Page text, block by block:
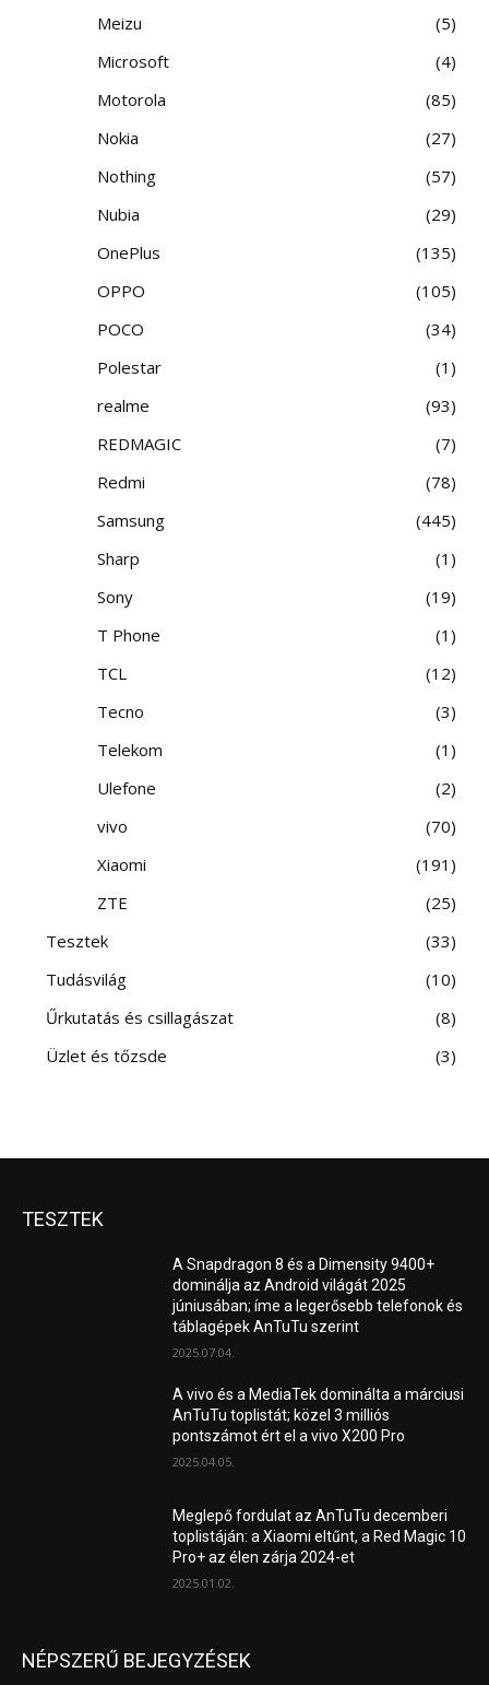
Meizu
5
Microsoft
4
Motorola
85
Nokia
27
Nothing
57
Nubia
29
OnePlus
135
OPPO
105
POCO
34
Polestar
1
realme
93
REDMAGIC
7
Redmi
78
Samsung
445
Sharp
1
Sony
19
T Phone
1
TCL
12
Tecno
3
Telekom
1
Ulefone
2
vivo
70
Xiaomi
191
ZTE
25
Tesztek
33
Tudásvilág
10
Űrkutatás és csillagászat
8
Üzlet és tőzsde
3
TESZTEK
A Snapdragon 8 és a Dimensity 9400+
dominálja az Android világát 2025
júniusában; íme a legerősebb telefonok és
táblagépek AnTuTu szerint
2025.07.04.
A vivo és a MediaTek dominálta a márciusi
AnTuTu toplistát; közel 3 milliós
pontszámot ért el a vivo X200 Pro
2025.04.05.
Meglepő fordulat az AnTuTu decemberi
toplistáján: a Xiaomi eltűnt, a Red Magic 10
Pro+ az élen zárja 2024-et
2025.01.02.
NÉPSZERŰ BEJEGYZÉSEK